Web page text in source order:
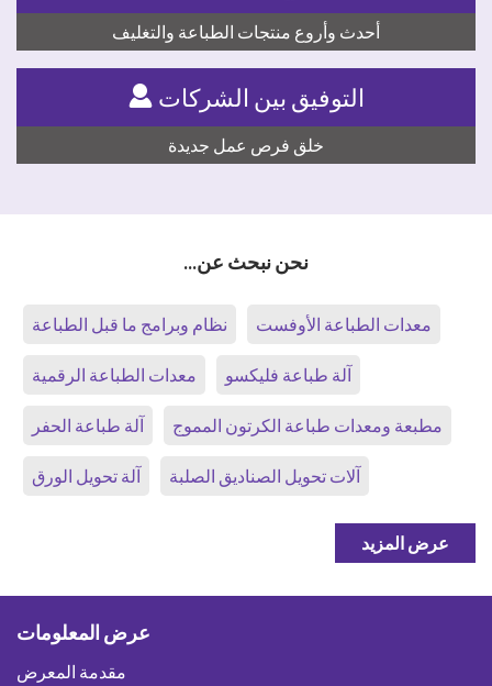
أحدث وأروع منتجات الطباعة والتغليف
التوفيق بين الشركات
خلق فرص عمل جديدة
نحن نبحث عن...
نظام وبرامج ما قبل الطباعة معدات الطباعة الأوفست
معدات الطباعة الرقمية آلة طباعة فليكسو
آلة طباعة الحفر مطبعة ومعدات طباعة الكرتون المموج
آلة تحويل الورق آلات تحويل الصناديق الصلبة
عرض المزيد
عرض المعلومات
مقدمة المعرض